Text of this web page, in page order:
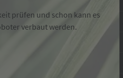
prüfen und schon kann es
verbaut werden.